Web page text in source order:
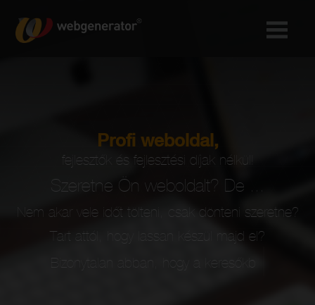
fejlesztők és fejlesztési díjak nélkül!
Szeretne Ön weboldalt? De ...
Tart attól, hogy lassan készül majd el?
Bizonytalan abban, hogy a keresőkben van-e esélye